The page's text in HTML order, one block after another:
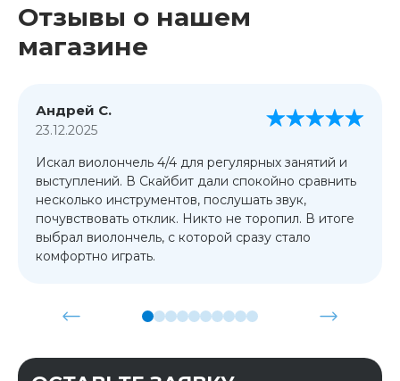
Отзывы о нашем
магазине
Андрей С.
23.12.2025
Искал виолончель 4/4 для регулярных занятий и
выступлений. В Скайбит дали спокойно сравнить
несколько инструментов, послушать звук,
почувствовать отклик. Никто не торопил. В итоге
выбрал виолончель, с которой сразу стало
комфортно играть.